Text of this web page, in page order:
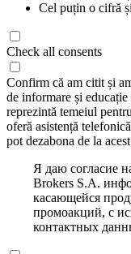
Cel puțin o cifră
Check all consents
Confirm că am citit și
de informare și
reprezintă temeiul
oferă asistență
pot dezabona de la
Я даю согласие
Brokers S.A.
касающейся
промоакций, с
контактных